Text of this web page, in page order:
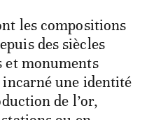
les compositions
des siècles
et monuments
une identité
de l’or,